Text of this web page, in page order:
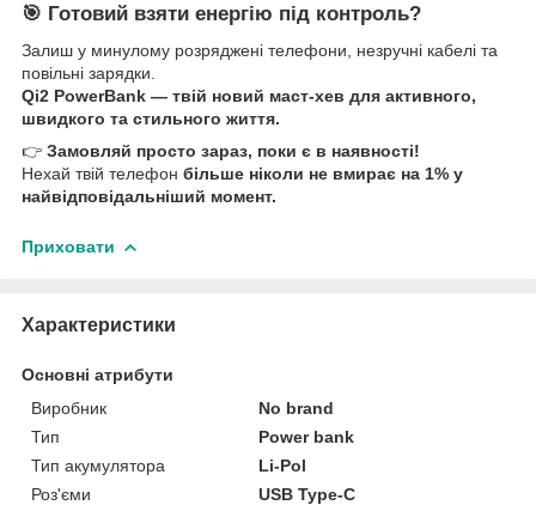
🎯 Готовий взяти енергію під контроль?
Залиш у минулому розряджені телефони, незручні кабелі та
повільні зарядки.
Qi2 PowerBank — твій новий маст-хев для активного,
швидкого та стильного життя.
👉 Замовляй просто зараз, поки є в наявності!
Нехай твій телефон більше ніколи не вмирає на 1% у
найвідповідальніший момент.
Приховати
Характеристики
Основні атрибути
Виробник
No brand
Тип
Power bank
Тип акумулятора
Li-Pol
Роз'єми
USB Type-C